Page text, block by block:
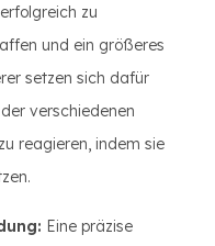
zu
und ein größeres
setzen sich dafür
verschiedenen
reagieren, indem sie
Eine präzise